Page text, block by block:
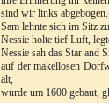
sind wir links
Sam lehnte sich im Sitz
Nessie holte tief Luft,
Nessie sah das Star and
auf der makellosen
alt,
wurde um 1600 gebaut,